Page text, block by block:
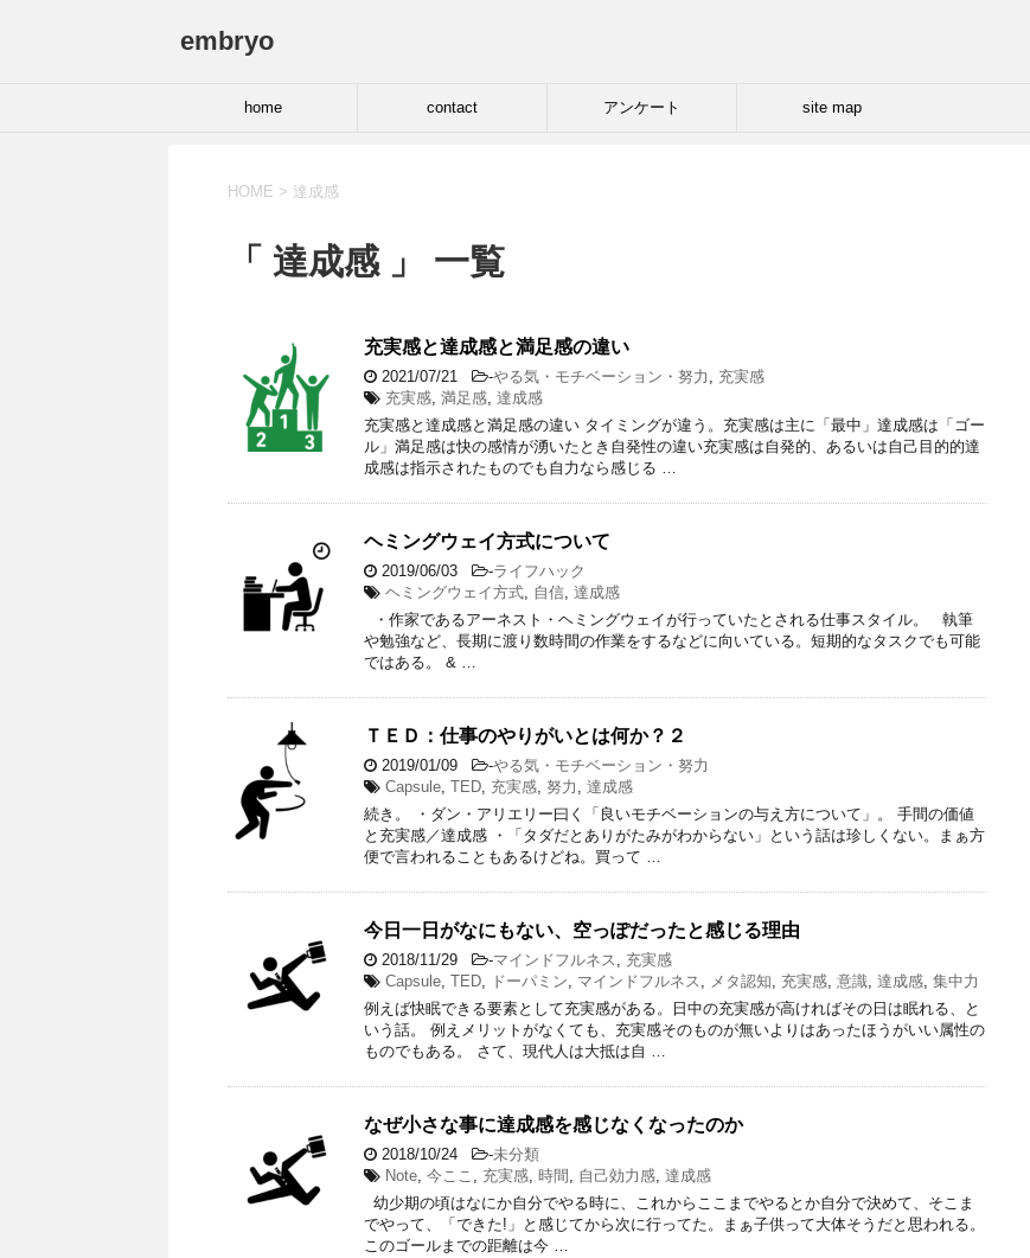
embryo
home contact アンケート site map
HOME > 達成感
「 達成感 」 一覧
充実感と達成感と満足感の違い
2021/07/21 -やる気・モチベーション・努力 , 充実感
充実感, 満足感, 達成感
充実感と達成感と満足感の違い タイミングが違う。充実感は主に「最中」達成感は「ゴー
ル」満足感は快の感情が湧いたとき自発性の違い充実感は自発的、あるいは自己目的的達
成感は指示されたものでも自力なら感じる …
ヘミングウェイ方式について
2019/06/03 -ライフハック
ヘミングウェイ方式, 自信, 達成感
・作家であるアーネスト・ヘミングウェイが行っていたとされる仕事スタイル。 執筆
や勉強など、長期に渡り数時間の作業をするなどに向いている。短期的なタスクでも可能
ではある。 & …
ＴＥＤ：仕事のやりがいとは何か？２
2019/01/09 -やる気・モチベーション・努力
Capsule, TED, 充実感, 努力 , 達成感
続き。 ・ダン・アリエリー曰く「良いモチベーションの与え方について」。 手間の価値
と充実感／達成感 ・「タダだとありがたみがわからない」という話は珍しくない。まぁ方
便で言われることもあるけどね。買って …
今日一日がなにもない、空っぽだったと感じる理由
2018/11/29 -マインドフルネス , 充実感
Capsule, TED, ドーパミン, マインドフルネス , メタ認知, 充実感, 意識, 達成感, 集中力
例えば快眠できる要素として充実感がある。日中の充実感が高ければその日は眠れる、と
いう話。 例えメリットがなくても、充実感そのものが無いよりはあったほうがいい属性の
ものでもある。 さて、現代人は大抵は自 …
なぜ小さな事に達成感を感じなくなったのか
2018/10/24 -未分類
Note, 今ここ , 充実感, 時間 , 自己効力感, 達成感
幼少期の頃はなにか自分でやる時に、これからここまでやるとか自分で決めて、そこま
でやって、「できた!」と感じてから次に行ってた。まぁ子供って大体そうだと思われる。
このゴールまでの距離は今 …